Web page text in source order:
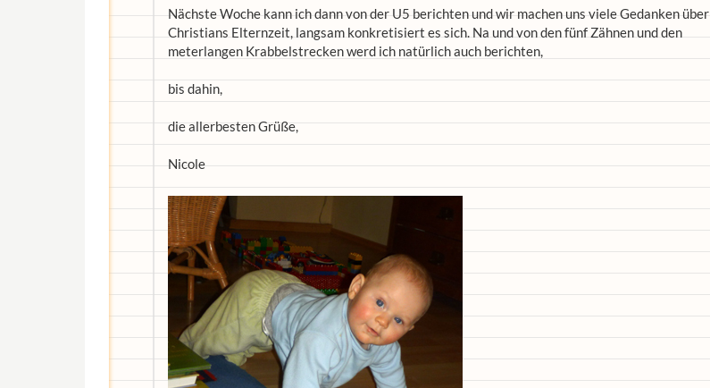
Nächste Woche kann ich dann von der U5 berichten und wir machen uns viele Gedanken über
Christians Elternzeit, langsam konkretisiert es sich. Na und von den fünf Zähnen und den
meterlangen Krabbelstrecken werd ich natürlich auch berichten,
bis dahin,
die allerbesten Grüße,
Nicole